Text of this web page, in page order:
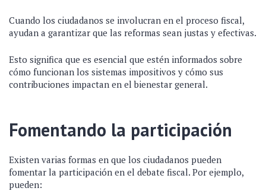
Cuando los ciudadanos se involucran en el proceso fiscal,
ayudan a garantizar que las reformas sean justas y efectivas.
Esto significa que es esencial que estén informados sobre
cómo funcionan los sistemas impositivos y cómo sus
contribuciones impactan en el bienestar general.
Fomentando la participación
Existen varias formas en que los ciudadanos pueden
fomentar la participación en el debate fiscal. Por ejemplo,
pueden: